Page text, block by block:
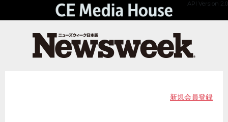
API Version 2.0
新規会員登録